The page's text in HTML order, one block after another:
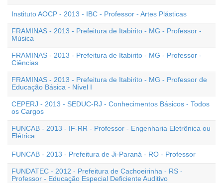
Instituto AOCP - 2013 - IBC - Professor - Artes Plásticas
FRAMINAS - 2013 - Prefeitura de Itabirito - MG - Professor -
Música
FRAMINAS - 2013 - Prefeitura de Itabirito - MG - Professor -
Ciências
FRAMINAS - 2013 - Prefeitura de Itabirito - MG - Professor de
Educação Básica - Nível I
CEPERJ - 2013 - SEDUC-RJ - Conhecimentos Básicos - Todos
os Cargos
FUNCAB - 2013 - IF-RR - Professor - Engenharia Eletrônica ou
Elétrica
FUNCAB - 2013 - Prefeitura de Ji-Paraná - RO - Professor
FUNDATEC - 2012 - Prefeitura de Cachoeirinha - RS -
Professor - Educação Especial Deficiente Auditivo